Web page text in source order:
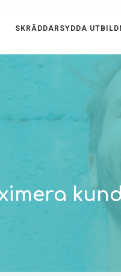
SKRÄDDARSYDDA